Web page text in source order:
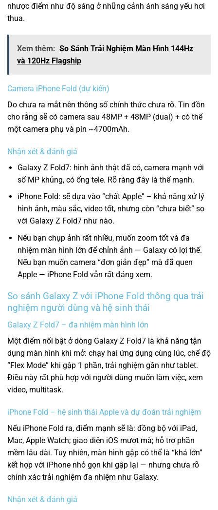
nhược điểm như độ sáng ở những cảnh ánh sáng yếu hơi
thua.
Xem thêm: So Sánh Trải Nghiệm Màn Hình 144Hz
và 120Hz Flagship
Camera iPhone Fold (dự kiến)
Do chưa ra mắt nên thông số chính thức chưa rõ. Tin đồn
cho rằng sẽ có camera sau 48MP + 48MP (dual) + có thể
một camera phụ và pin ~4700mAh.
Nhận xét & đánh giá
Galaxy Z Fold7: hình ảnh thật đã có, camera mạnh với
số MP khủng, có ống tele. Rõ ràng đây là thế mạnh.
iPhone Fold: sẽ dựa vào “chất Apple” – khả năng xử lý
hình ảnh, màu sắc, video tốt, nhưng còn “chưa biết” so
với Galaxy Z Fold7 như nào.
Nếu bạn chụp ảnh rất nhiều, muốn zoom tốt và đa
nhiệm màn hình lớn để chỉnh ảnh — Galaxy có lợi thế.
Nếu bạn muốn camera “đơn giản đẹp” mà đã quen
Apple — iPhone Fold vẫn rất đáng xem.
So sánh Galaxy Z với iPhone Fold thông qua trải
nghiệm người dùng và hệ sinh thái
Galaxy Z Fold7 – đa nhiệm màn hình lớn
Một điểm nổi bật ở dòng Galaxy Z Fold7 là khả năng tận
dụng màn hình khi mở: chạy hai ứng dụng cùng lúc, chế độ
“Flex Mode” khi gập 1 phần, trải nghiệm gần như tablet.
Điều này rất phù hợp với người dùng muốn làm việc, xem
video, multitask.
iPhone Fold – hệ sinh thái Apple và dự đoán trải nghiệm
Nếu iPhone Fold ra, điểm mạnh sẽ là: đồng bộ với iPad,
Mac, Apple Watch; giao diện iOS mượt mà; hỗ trợ phần
mềm lâu dài. Tuy nhiên, màn hình gập có thể là “khá lớn”
kết hợp với iPhone nhỏ gọn khi gập lại — nhưng chưa rõ
chính xác trải nghiệm đa nhiệm như Galaxy.
Nhận xét & đánh giá